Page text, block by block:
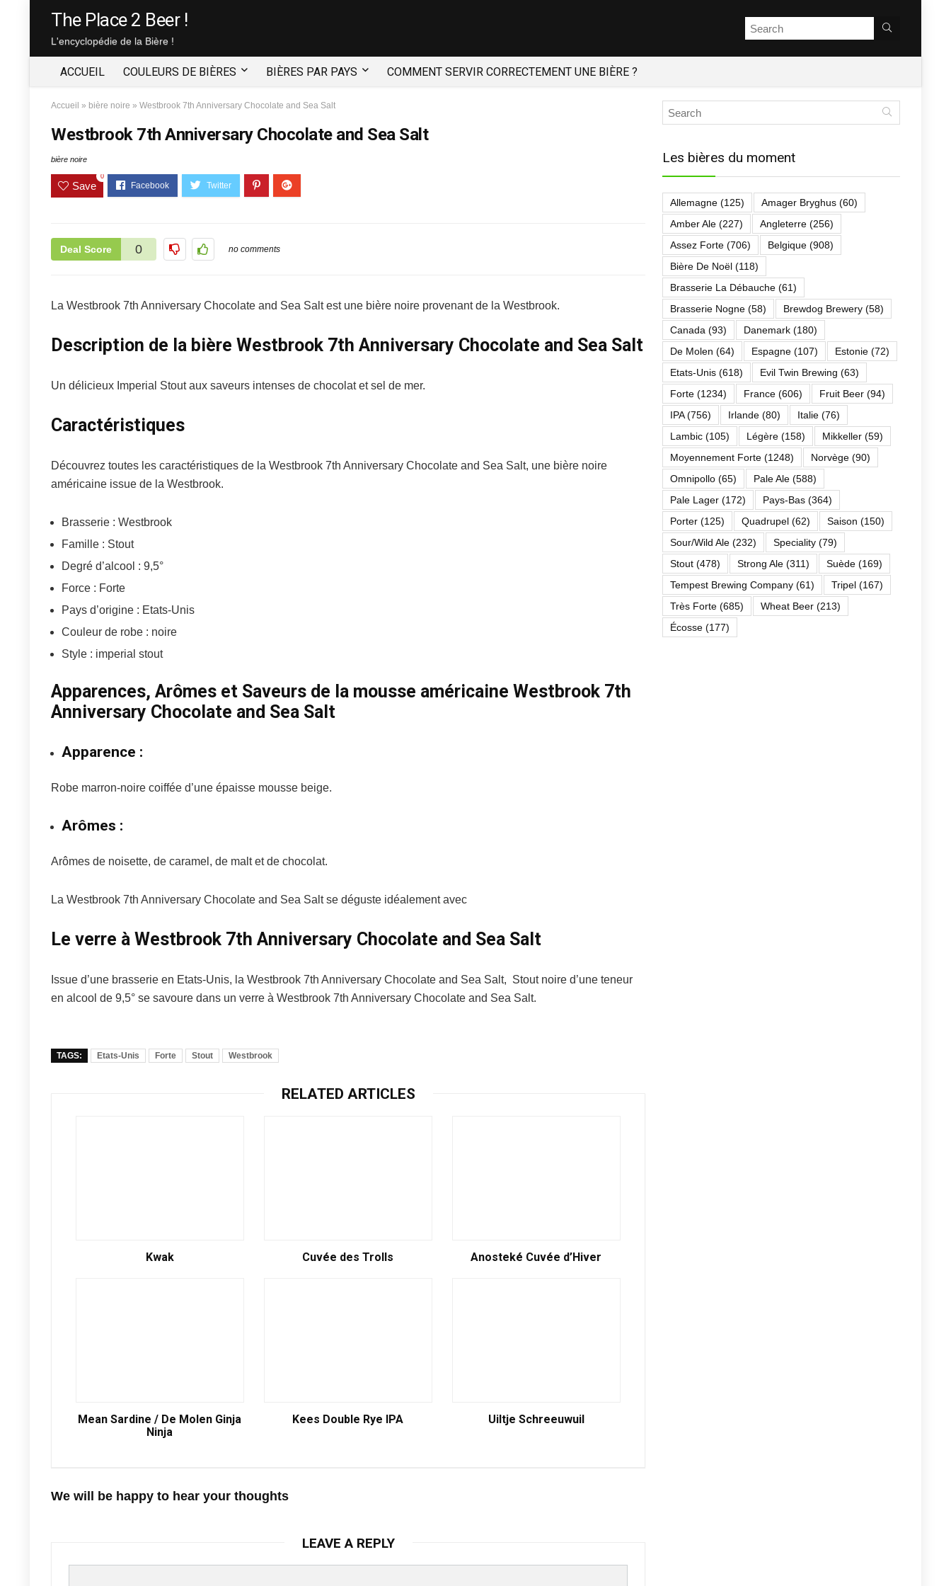
The Place 2 Beer !
L'encyclopédie de la Bière !
ACCUEIL COULEURS DE BIÈRES BIÈRES PAR PAYS COMMENT SERVIR CORRECTEMENT UNE BIÈRE ?
Accueil » bière noire » Westbrook 7th Anniversary Chocolate and Sea Salt
Westbrook 7th Anniversary Chocolate and Sea Salt
bière noire
Save
0
Deal Score 0 no comments
La Westbrook 7th Anniversary Chocolate and Sea Salt est une bière noire provenant de la Westbrook.
Description de la bière Westbrook 7th Anniversary Chocolate and Sea Salt
Un délicieux Imperial Stout aux saveurs intenses de chocolat et sel de mer.
Caractéristiques
Découvrez toutes les caractéristiques de la Westbrook 7th Anniversary Chocolate and Sea Salt, une bière noire
américaine issue de la Westbrook.
Brasserie : Westbrook
Famille : Stout
Degré d’alcool : 9,5°
Force : Forte
Pays d’origine : Etats-Unis
Couleur de robe : noire
Style : imperial stout
Apparences, Arômes et Saveurs de la mousse américaine Westbrook 7th
Anniversary Chocolate and Sea Salt
Apparence :
Robe marron-noire coiffée d’une épaisse mousse beige.
Arômes :
Arômes de noisette, de caramel, de malt et de chocolat.
La Westbrook 7th Anniversary Chocolate and Sea Salt se déguste idéalement avec
Le verre à Westbrook 7th Anniversary Chocolate and Sea Salt
Issue d’une brasserie en Etats-Unis, la Westbrook 7th Anniversary Chocolate and Sea Salt, Stout noire d’une teneur
en alcool de 9,5° se savoure dans un verre à Westbrook 7th Anniversary Chocolate and Sea Salt.
TAGS: Etats-Unis Forte Stout Westbrook
RELATED ARTICLES
Kwak Cuvée des Trolls Anosteké Cuvée d’Hiver
Mean Sardine / De Molen Ginja
Ninja
Kees Double Rye IPA Uiltje Schreeuwuil
We will be happy to hear your thoughts
LEAVE A REPLY
Les bières du moment
Allemagne (125) Amager Bryghus (60)
Amber Ale (227) Angleterre (256)
Assez Forte (706) Belgique (908)
Bière De Noël (118)
Brasserie La Débauche (61)
Brasserie Nogne (58) Brewdog Brewery (58)
Canada (93) Danemark (180)
De Molen (64) Espagne (107) Estonie (72)
Etats-Unis (618) Evil Twin Brewing (63)
Forte (1234) France (606) Fruit Beer (94)
IPA(756) Irlande (80) Italie (76)
Lambic (105) Légère (158) Mikkeller (59)
Moyennement Forte (1248) Norvège (90)
Omnipollo (65) Pale Ale (588)
Pale Lager (172) Pays-Bas (364)
Porter (125) Quadrupel (62) Saison (150)
Sour/Wild Ale (232) Speciality (79)
Stout (478) Strong Ale (311) Suède (169)
Tempest Brewing Company (61) Tripel (167)
Très Forte (685) Wheat Beer (213)
Écosse (177)